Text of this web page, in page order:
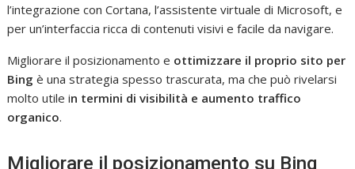
l’integrazione con Cortana, l’assistente virtuale di Microsoft, e
per un’interfaccia ricca di contenuti visivi e facile da navigare.
Migliorare il posizionamento e ottimizzare il proprio sito per
Bingè una strategia spesso trascurata, ma che può rivelarsi
molto utile in termini di visibilità e aumento traffico
organico.
Migliorare il posizionamento su Bing